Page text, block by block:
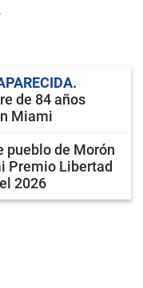
de 84 años
Miami
pueblo de Morón
Premio Libertad
2026